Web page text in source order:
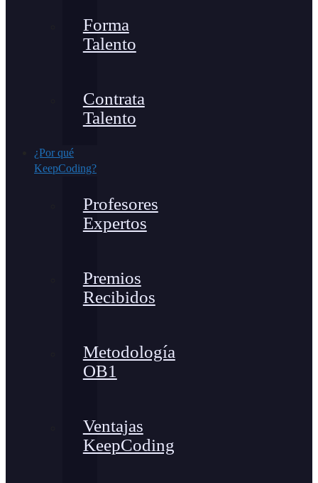
Forma
Talento
Contrata
Talento
¿Por qué
KeepCoding?
Profesores
Expertos
Premios
Recibidos
Metodología
OB1
Ventajas
KeepCoding